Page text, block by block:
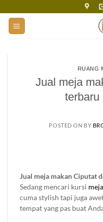
content
RUANG
Jual meja
terbaru
POSTED ON BY
Jual meja makan Ciputat
Sedang mencari kursi
cuma stylish tapi juga
tempat yang pas buat